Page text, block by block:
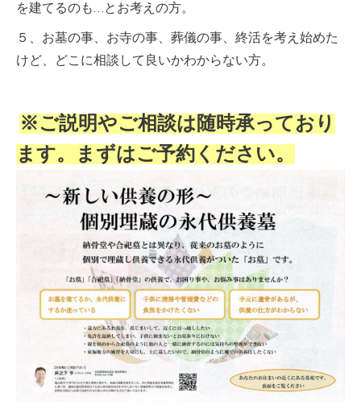
を建てるのも…とお考えの方。
５、お墓の事、お寺の事、葬儀の事、終活を考え始めた
けど、どこに相談して良いかわからない方。
※ご説明やご相談は随時承っており
ます。まずはご予約ください。